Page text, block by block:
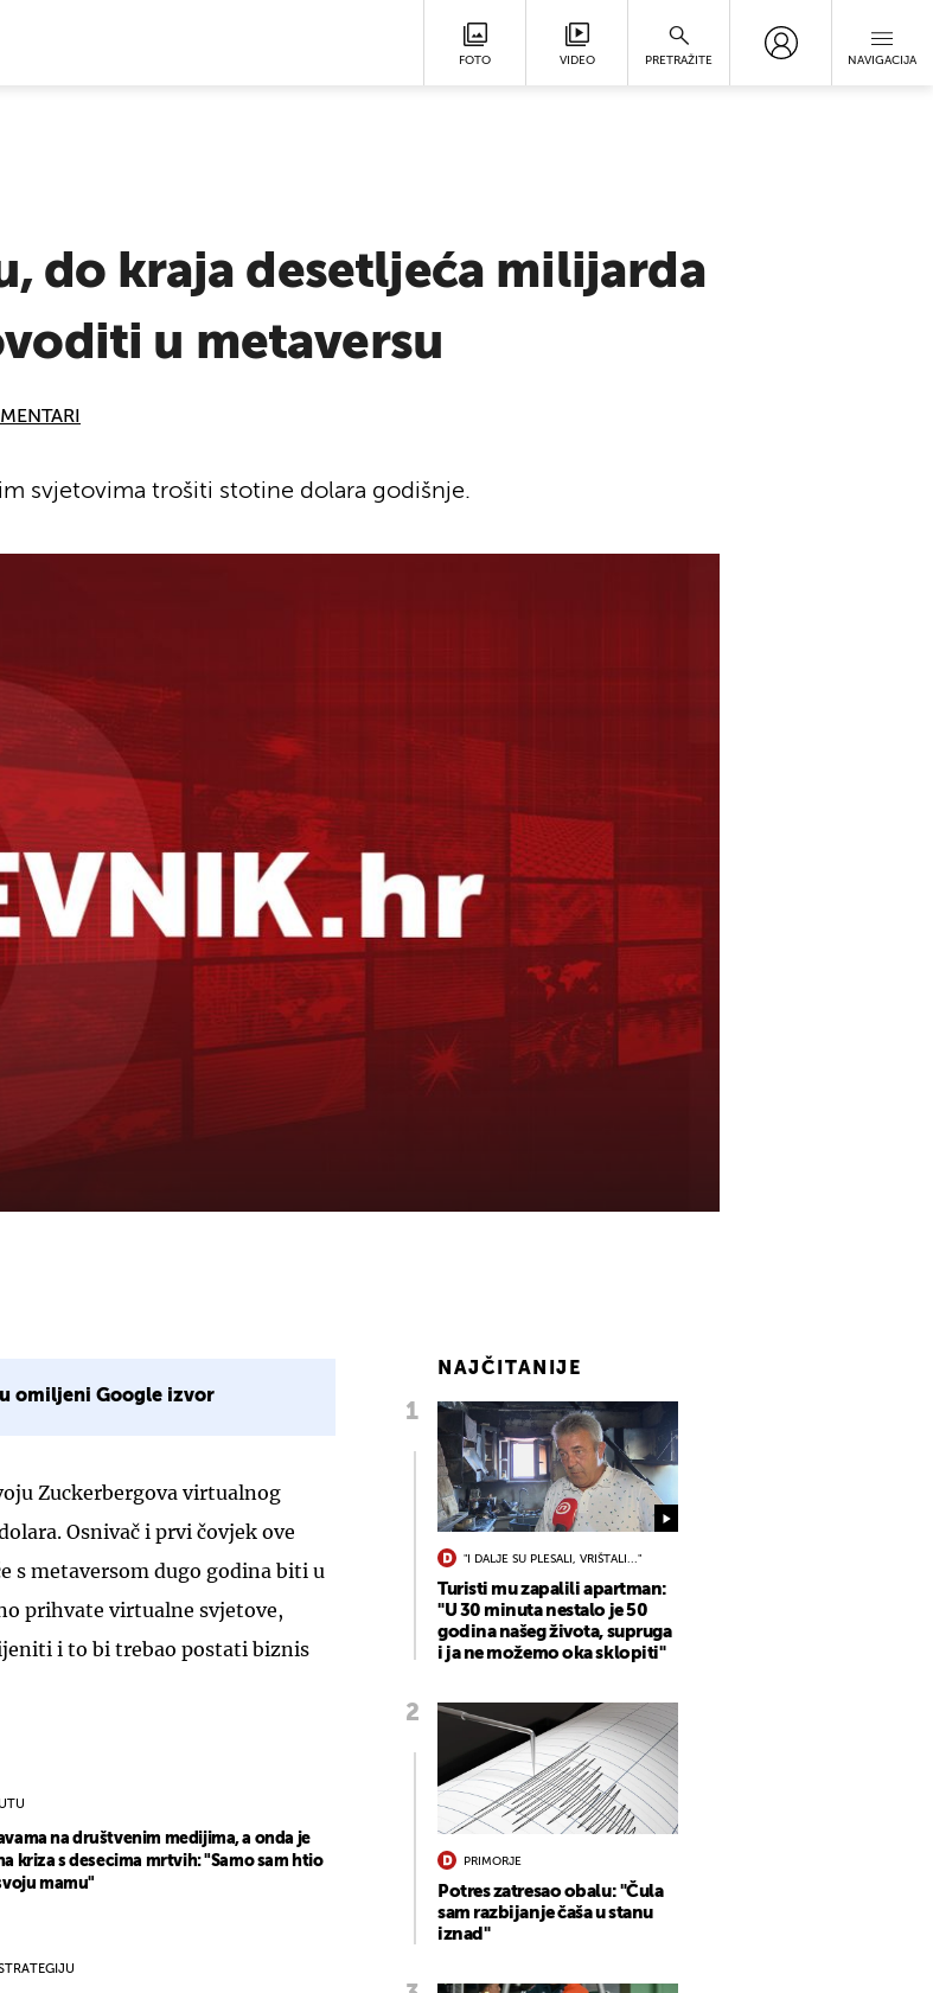
FOTO VIDEO PRETRAŽITE NAVIGACIJA
do kraja desetljeća milijarda
u metaversu
svjetovima trošiti stotine dolara godišnje.
omiljeni Google izvor
Zuckerbergova virtualnog
Osnivač i prvi čovjek ove
s metaversom dugo godina biti u
prihvate virtualne svjetove,
i to bi trebao postati biznis
na društvenim medijima, a onda je
kriza s desecima mrtvih: "Samo sam htio
mamu"
NAJČITANIJE
"I DALJE SU PLESALI, VRIŠTALI..."
Turisti mu zapalili apartman:
"U 30 minuta nestalo je 50
godina našeg života, supruga
i ja ne možemo oka sklopiti"
PRIMORJE
Potres zatresao obalu: "Čula
sam razbijanje čaša u stanu
iznad"